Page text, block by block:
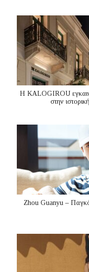
Η KALOGIROU
στην
Zhou Guanyu –